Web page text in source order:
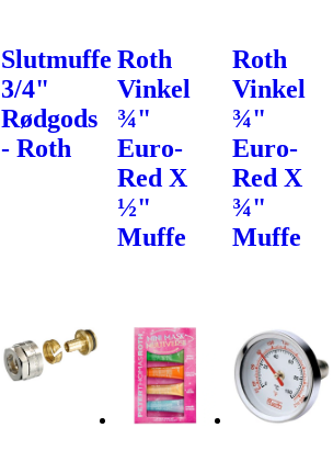
Slutmuffe
3/4"
Rødgods
- Roth
Roth
Vinkel
¾"
Euro-
Red X
½"
Muffe
Roth
Vinkel
¾"
Euro-
Red X
¾"
Muffe